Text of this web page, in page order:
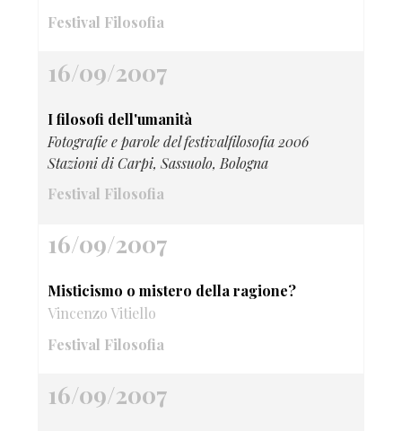
Festival Filosofia
16/09/2007
I filosofi dell'umanità
Fotografie e parole del festivalfilosofia 2006
Stazioni di Carpi, Sassuolo, Bologna
Festival Filosofia
16/09/2007
Misticismo o mistero della ragione?
Vincenzo Vitiello
Festival Filosofia
16/09/2007